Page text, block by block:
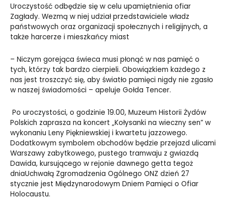
Uroczystość odbędzie się w celu upamiętnienia ofiar
Zagłady. Wezmą w niej udział przedstawiciele władz
państwowych oraz organizacji społecznych i religijnych, a
także harcerze i mieszkańcy miast
– Niczym gorejąca świeca musi płonąć w nas pamięć o
tych, którzy tak bardzo cierpieli. Obowiązkiem każdego z
nas jest troszczyć się, aby światło pamięci nigdy nie zgasło
w naszej świadomości – apeluje Gołda Tencer.
Po uroczystości, o godzinie 19.00, Muzeum Historii Żydów
Polskich zaprasza na koncert „Kołysanki na wieczny sen” w
wykonaniu Leny Piękniewskiej i kwartetu jazzowego.
Dodatkowym symbolem obchodów będzie przejazd ulicami
Warszawy zabytkowego, pustego tramwaju z gwiazdą
Dawida, kursującego w rejonie dawnego getta tegoż
dniaUchwałą Zgromadzenia Ogólnego ONZ dzień 27
stycznie jest Międzynarodowym Dniem Pamięci o Ofiar
Holocaustu.